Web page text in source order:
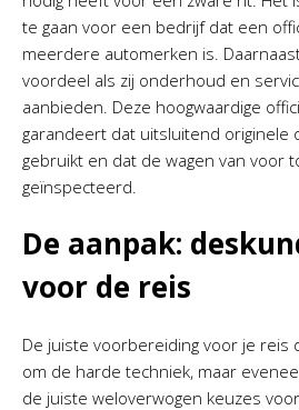
te gaan voor een bedrijf dat een
meerdere automerken is.
voordeel als zij onderhoud en
aanbieden. Deze hoogwaardige
garandeert dat uitsluitend originele
gebruikt en dat de wagen van voor
geïnspecteerd.
De aanpak:
voor de reis
De juiste voorbereiding voor je reis
om de harde techniek, maar
de juiste weloverwogen keuzes